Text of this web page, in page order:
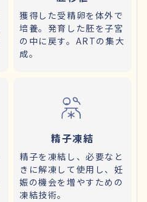
獲得した受精卵を体外で
培養。発育した胚を子宮
の中に戻す。ARTの集大
成。
精子凍結
精子を凍結し、必要なと
きに解凍して使用し、妊
娠の機会を増やすための
凍結技術。